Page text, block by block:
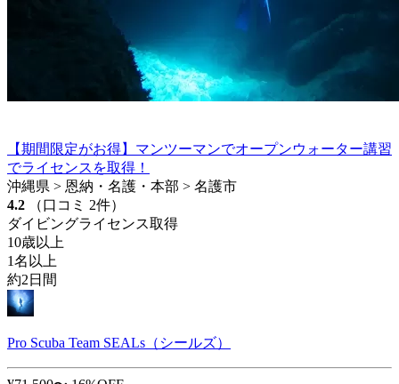
【期間限定がお得】マンツーマンでオープンウォーター講習
でライセンスを取得！
沖縄県 > 恩納・名護・本部 > 名護市
4.2
（口コミ 2件）
ダイビングライセンス取得
10歳以上
1名以上
約2日間
Pro Scuba Team SEALs（シールズ）